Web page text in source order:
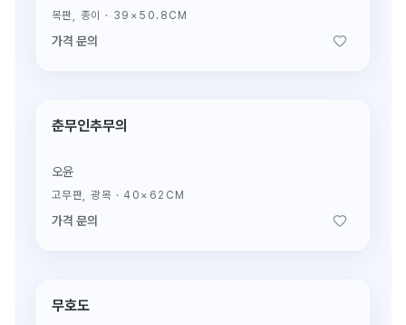
목판, 종이 · 39×50.8CM
가격 문의
생전 진작(眞作)
춘무인추무의
오윤
고무판, 광목 · 40×62CM
가격 문의
생전 진작(眞作)
무호도